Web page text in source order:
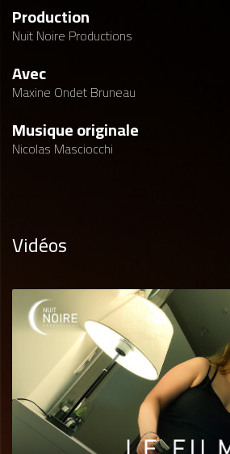
Production
Nuit Noire Productions
Avec
Maxine Ondet Bruneau
Musique originale
Nicolas Masciocchi
Vidéos